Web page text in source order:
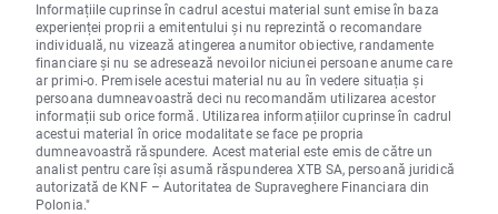
Informațiile cuprinse în cadrul acestui material sunt emise în baza
experienței proprii a emitentului și nu reprezintă o recomandare
individuală, nu vizează atingerea anumitor obiective, randamente
financiare și nu se adresează nevoilor niciunei persoane anume care
ar primi-o. Premisele acestui material nu au în vedere situația și
persoana dumneavoastră deci nu recomandăm utilizarea acestor
informații sub orice formă. Utilizarea informațiilor cuprinse în cadrul
acestui material în orice modalitate se face pe propria
dumneavoastră răspundere. Acest material este emis de către un
analist pentru care își asumă răspunderea XTB SA, persoană juridică
autorizată de KNF – Autoritatea de Supraveghere Financiara din
Polonia."